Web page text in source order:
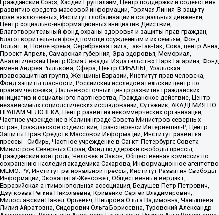
Гражданский Союз, Хасдей Ерушалаим, Центр поддержки и содействия
развитию средств массовой информации, Горячая Линия, В защиту
прав заключенных, Институт глобализации и социальных движений,
Центр социально-информационных инициатив Действие,
Благотворительный фонд охраны здоровья и защиты прав граждан,
Благотворительный фонд помощи осужденным и их семьям, Фонд
Тольятти, Новое время, Серебряная тайга, Так-Так-Так, Сова, центр Анна,
Проект Апрель, Самарская губерния, Эра здоровья, Мемориал,
Аналитический Центр Юрия Левады, Издательство Парк Гагарина, Фонд
имени Андрея Рылькова, Сфера, Центр СИБАЛЬТ, Уральская
правозащитная группа, Женщины Евразии, Институт прав человека,
Фонд защиты гласности, Российский исследовательский центр по
правам человека, Дальневосточный центр развития гражданских
инициатив и социального партнерства, Гражданское действие, Центр
независимых социологических исследований, Сутяжник, АКАДЕМИЯ ПО
ПРАВАМ ЧЕЛОВЕКА, Центр развития некоммерческих организаций,
Частное учреждение в Калининграде Совета Министров северных
стран, Гражданское содействие, Трансперенси Интернешнл-Р, Центр
Защиты Прав Средств Массовой Информации, Институт развития
прессы - Сибирь, Частное учреждение в Санкт-Петербурге Совета
Министров Северных Стран, Фонд поддержки свободы прессы,
Гражданский контроль, Человек и Закон, Общественная комиссия по
сохранению наследия академика Сахарова, Информационное агентство
МЕМО. РУ, Институт региональной прессы, Институт Развития Свободы
Информации, Экозащита!-Женсовет, Общественный вердикт,
Евразийская антимонопольная ассоциация, Бедушев Петр Петрович,
Дзугкоева Регина Николаевна, Кривенко Сергей Владимирович,
Милославский Павел Юрьевич, Шнырова Ольга Вадимовна, Чанышева
Лилия Айратовна, Сидорович Ольга Борисовна, Туровский Александр